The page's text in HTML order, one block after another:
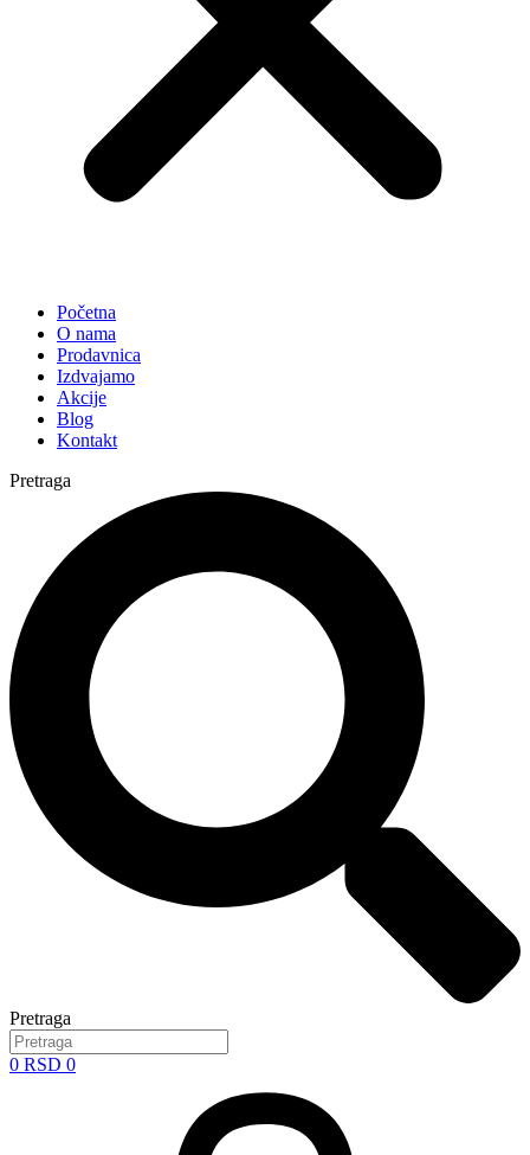
Početna
O nama
Prodavnica
Izdvajamo
Akcije
Blog
Kontakt
Pretraga
Pretraga
0 RSD 0